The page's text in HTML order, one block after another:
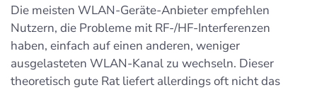
Die meisten WLAN-Geräte-Anbieter empfehlen
Nutzern, die Probleme mit RF-/HF-Interferenzen
haben, einfach auf einen anderen, weniger
ausgelasteten WLAN-Kanal zu wechseln. Dieser
theoretisch gute Rat liefert allerdings oft nicht das